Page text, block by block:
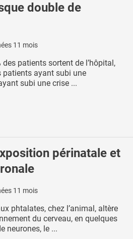
double de
11 mois
des patients sortent de l’hôpital,
patients ayant subi une
subi une crise ...
périnatale et
11 mois
phtalates, chez l’animal, altère
du cerveau, en quelques
neurones, le ...